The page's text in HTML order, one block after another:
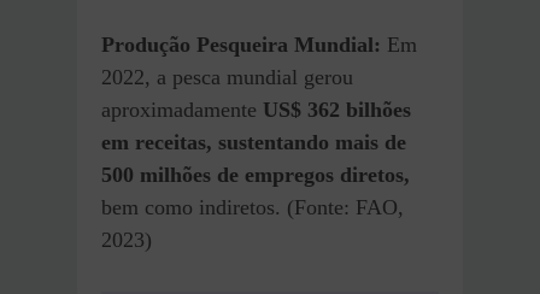
Produção Pesqueira Mundial: Em
2022, a pesca mundial gerou
aproximadamente US$ 362 bilhões
em receitas, sustentando mais de
500 milhões de empregos diretos,
bem como indiretos. (Fonte: FAO,
2023)